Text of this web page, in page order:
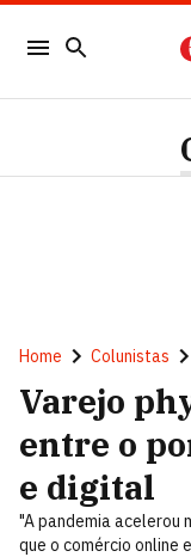
Home Colunistas
Varejo
entre o
e digital
"A pandemia acelerou
que o comércio online